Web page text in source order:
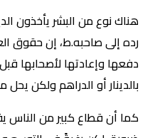
هناك نوع من البشر يأخذون
رده إلى صاحبه.ط، إن حقوق
دفعها وإعادتها لأصحابها
بالدينار أو الدراهم ولكن
كما أن قطاع كبير من الناس